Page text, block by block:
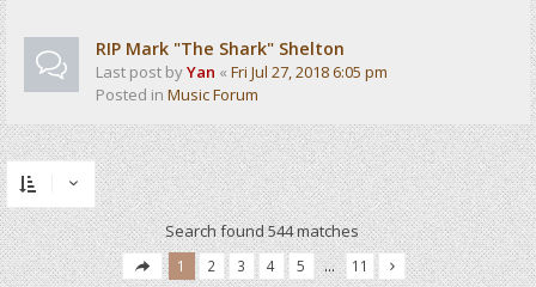
RIP Mark "The Shark" Shelton
Last post byYan « Fri Jul 27, 2018 6:05 pm
Posted in Music Forum
Search found 544 matches
1 2 3 4 5 … 11